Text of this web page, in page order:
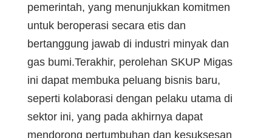
pemerintah, yang menunjukkan komitmen
untuk beroperasi secara etis dan
bertanggung jawab di industri minyak dan
gas bumi.Terakhir, perolehan SKUP Migas
ini dapat membuka peluang bisnis baru,
seperti kolaborasi dengan pelaku utama di
sektor ini, yang pada akhirnya dapat
mendorong pertumbuhan dan kesuksesan